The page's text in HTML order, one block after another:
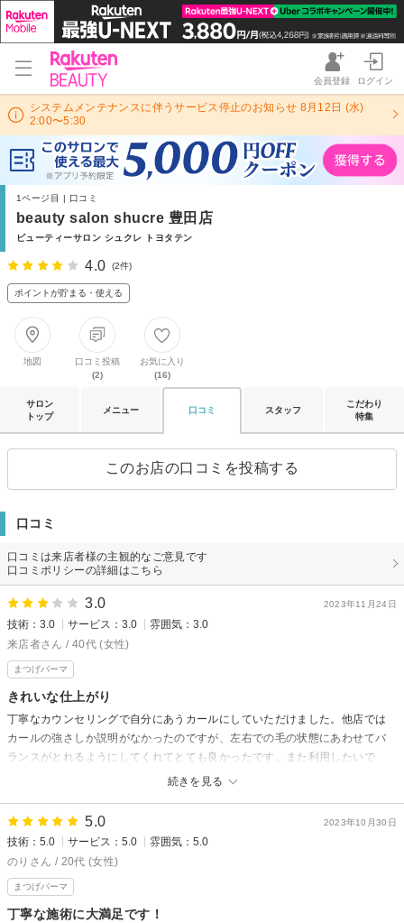
会員登録 ログイン
システムメンテナンスに伴うサービス停止のお知らせ 8月12日 (水)
2:00〜5:30
1ページ目 | 口コミ
beauty salon shucre 豊田店
ビューティーサロン シュクレ トヨタテン
4.0 (2件)
ポイントが貯まる・使える
地図
口コミ投稿
(2)
お気に入り
(16)
サロン
トップ
メニュー 口コミ スタッフ
こだわり
特集
このお店の口コミを投稿する
口コミ
口コミは来店者様の主観的なご意見です
口コミポリシーの詳細はこちら
2023年11月24日
3.0
技術：3.0 サービス：3.0
雰囲気：3.0
来店者さん / 40代 (女性)
まつげパーマ
きれいな仕上がり
続きを見る
丁寧なカウンセリングで自分にあうカールにしていただけました。他店では
カールの強さしか説明がなかったのですが、左右での毛の状態にあわせてバ
ランスがとれるようにしてくれてとても良かったです。また利用したいで
2023年10月30日
5.0
技術：5.0 サービス：5.0
雰囲気：5.0
のりさん / 20代 (女性)
まつげパーマ
丁寧な施術に大満足です！